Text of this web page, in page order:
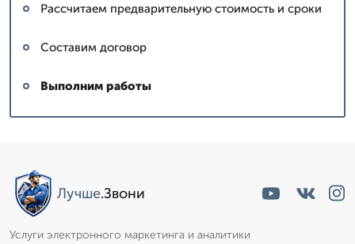
Рассчитаем предварительную стоимость и сроки
Составим договор
Выполним работы
Лучше.Звони
Услуги электронного маркетинга и аналитики